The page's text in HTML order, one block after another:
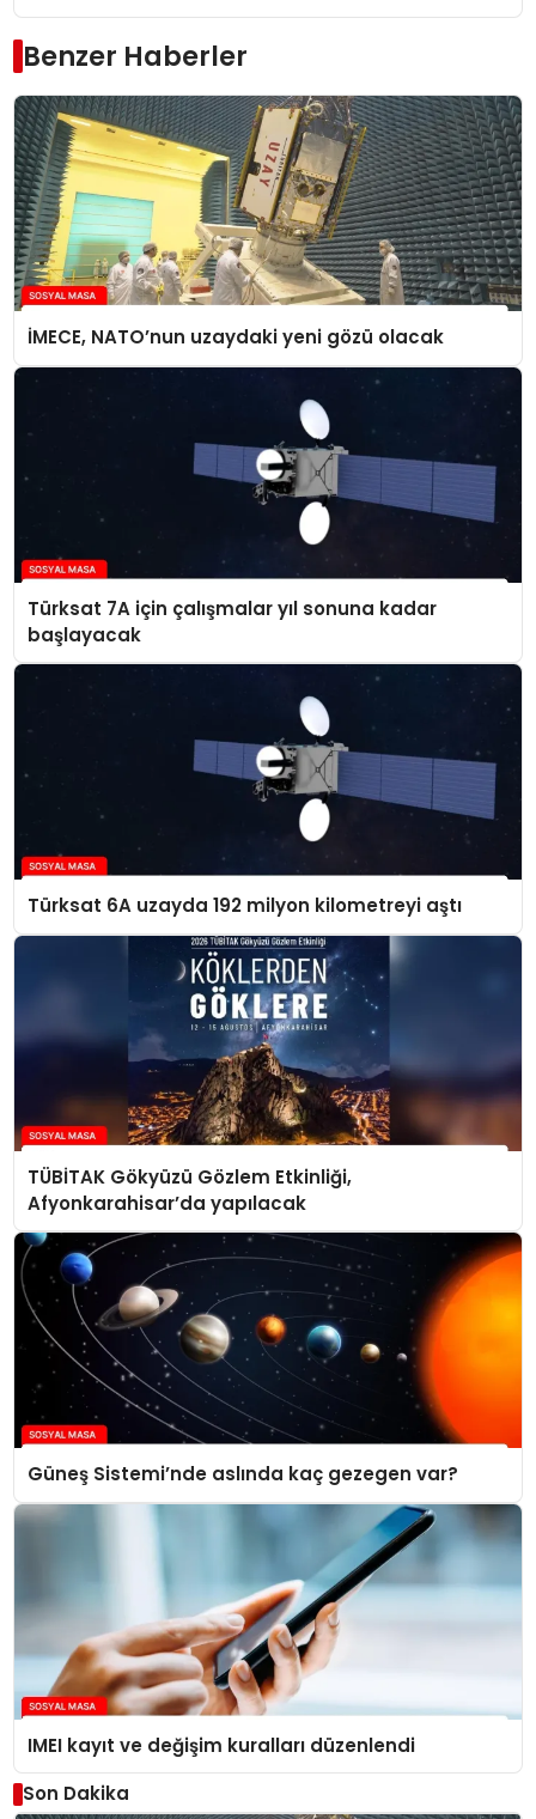
Benzer Haberler
İMECE, NATO’nun uzaydaki yeni gözü olacak
Türksat 7A için çalışmalar yıl sonuna kadar
başlayacak
Türksat 6A uzayda 192 milyon kilometreyi aştı
TÜBİTAK Gökyüzü Gözlem Etkinliği,
Afyonkarahisar’da yapılacak
Güneş Sistemi’nde aslında kaç gezegen var?
IMEI kayıt ve değişim kuralları düzenlendi
Son Dakika